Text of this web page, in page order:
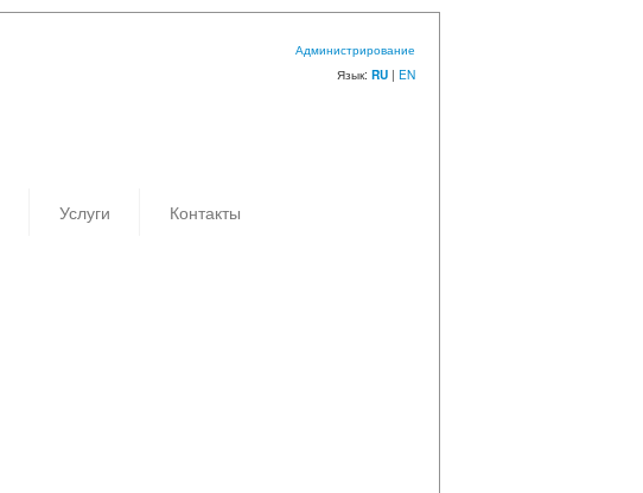
Администрирование
Язык: RU | EN
Услуги Контакты